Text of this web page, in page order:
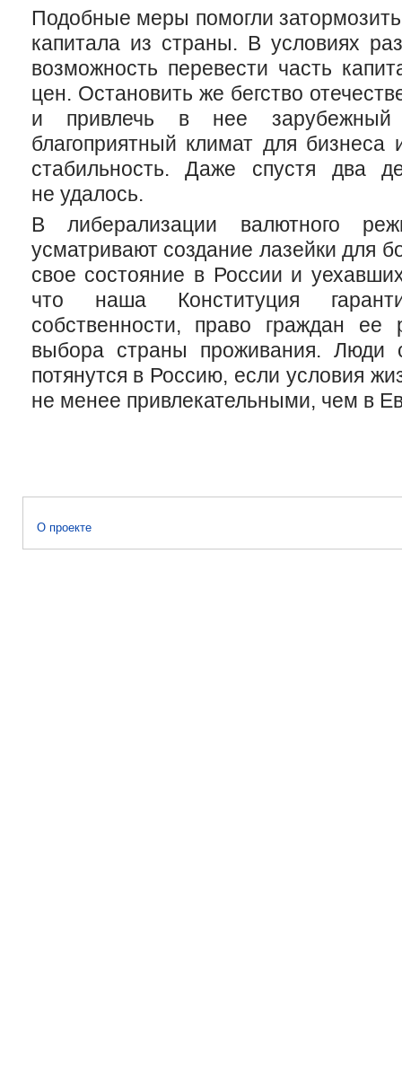
Подобные меры помогли
капитала из страны. В условиях
возможность перевести часть
цен. Остановить же бегство
и привлечь в нее зарубежный
благоприятный климат для бизнеса
стабильность. Даже спустя два
не удалось.
В либерализации валютного
усматривают создание лазейки для
свое состояние в России и
что наша Конституция
собственности, право граждан ее
выбора страны проживания. Люди
потянутся в Россию, если условия
не менее привлекательными, чем в
О проекте